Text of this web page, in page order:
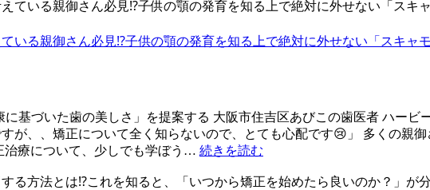
いる親御さん必見⁉️子供の顎の発育を知る上で絶対に外せない「スキ
基づいた歯の美しさ」を提案する 大阪市住吉区あびこの歯医者 ハー
が、、矯正について全く知らないので、とても心配です😢」 多くの親
治療について、少しでも学ぼう… 続きを読む